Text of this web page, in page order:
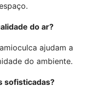
do ar?
ajudam a
do ambiente.
sofisticadas?